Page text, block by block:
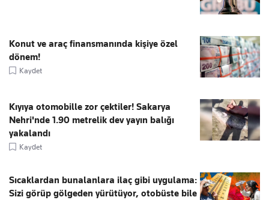
Konut ve araç finansmanında kişiye özel
dönem!
Kaydet
Kıyıya otomobille zor çektiler! Sakarya
Nehri'nde 1.90 metrelik dev yayın balığı
yakalandı
Kaydet
Sıcaklardan bunalanlara ilaç gibi uygulama:
Sizi görüp gölgeden yürütüyor, otobüste bile